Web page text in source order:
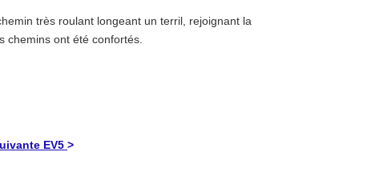
très roulant longeant un terril, rejoignant la
chemins ont été confortés.
EV5 >